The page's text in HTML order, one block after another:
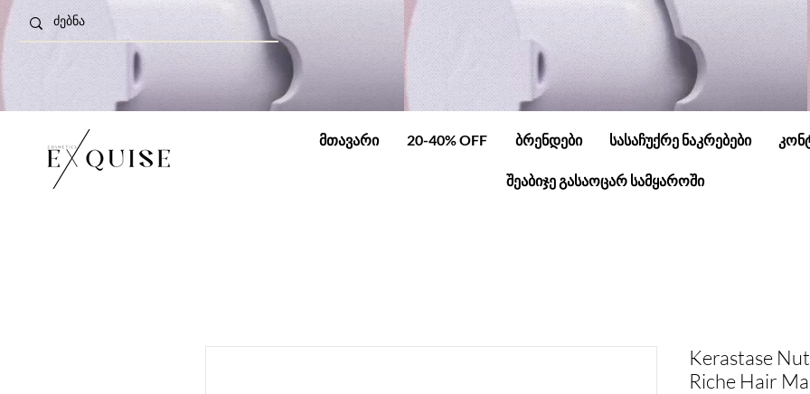
მთავარი 20-40% OFF ბრენდები სასაჩუქრე ნაკრებები
შეაბიჯე გასაოცარ სამყაროში
Kerastase
Riche Hair